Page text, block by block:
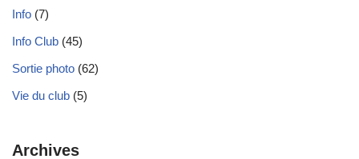
Info (7)
Info Club (45)
Sortie photo (62)
Vie du club (5)
Archives